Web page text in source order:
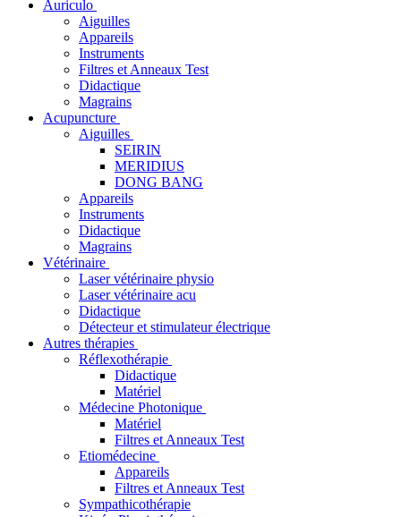
Auriculo
Aiguilles
Appareils
Instruments
Filtres et Anneaux Test
Didactique
Magrains
Acupuncture
Aiguilles
SEIRIN
MERIDIUS
DONG BANG
Appareils
Instruments
Didactique
Magrains
Vétérinaire
Laser vétérinaire physio
Laser vétérinaire acu
Didactique
Détecteur et stimulateur électrique
Autres thérapies
Réflexothérapie
Didactique
Matériel
Médecine Photonique
Matériel
Filtres et Anneaux Test
Etiomédecine
Appareils
Filtres et Anneaux Test
Sympathicothérapie